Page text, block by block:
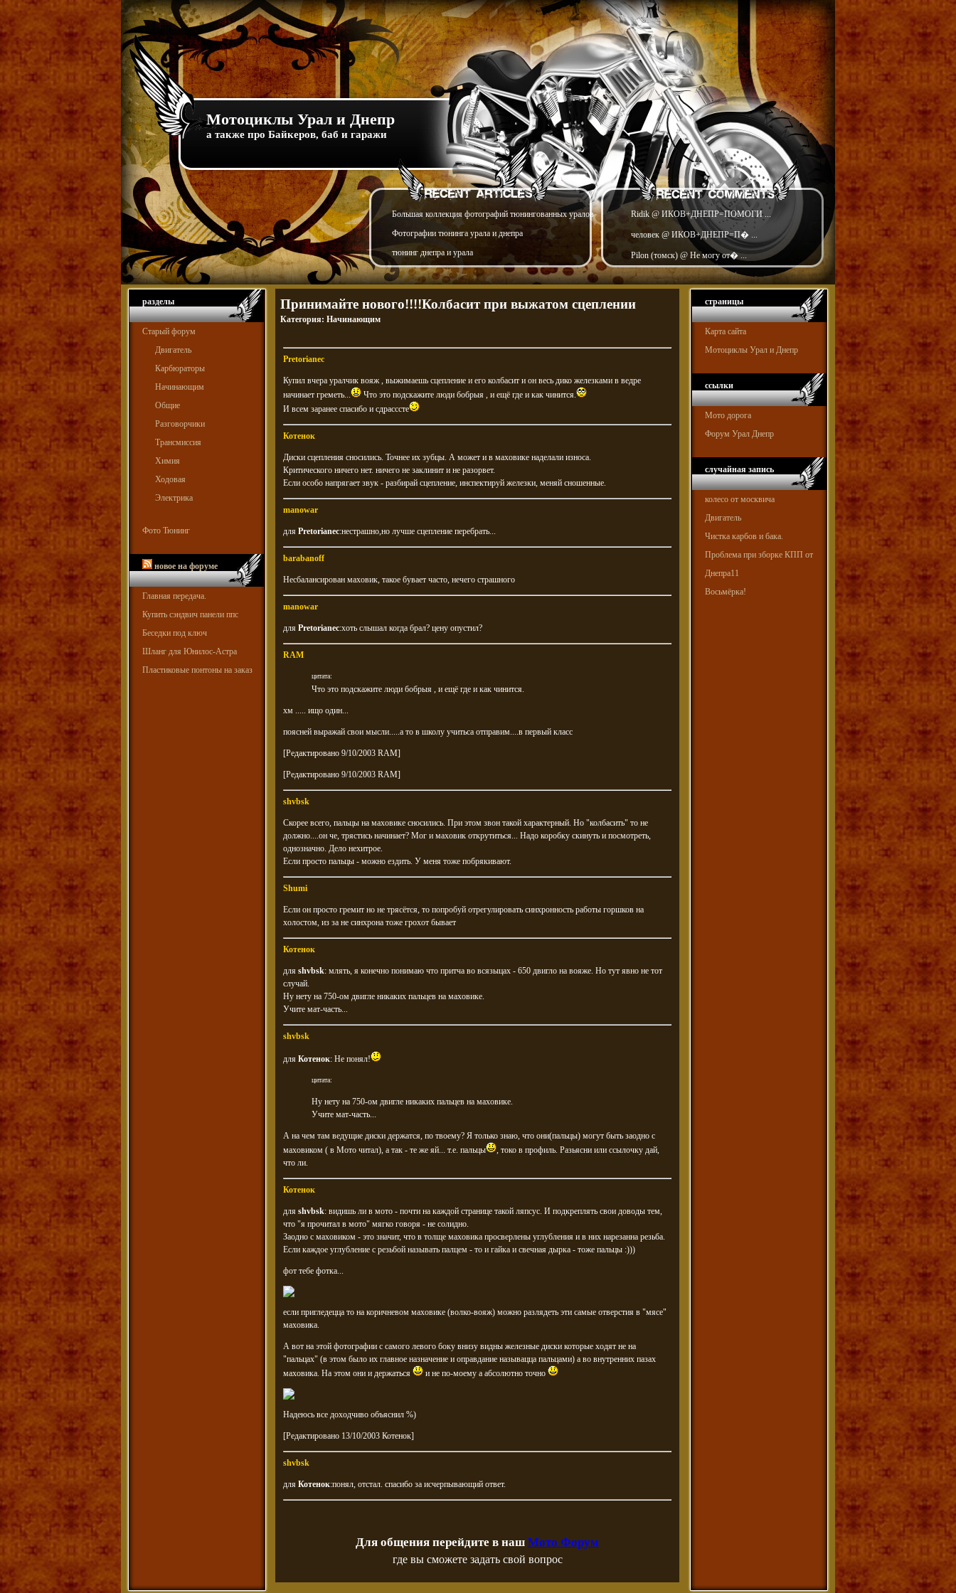
Мотоциклы Урал и Днепр
а также про Байкеров, баб и гаражи
Большая коллекция фотографий тюнингованных уралов
Фотографии тюнинга урала и днепра
тюнинг днепра и урала
Ridik @ ИКОВ+ДНЕПР=ПОМОГИ ...
человек @ ИКОВ+ДНЕПР=П� ...
Pilon (томск) @ Не могу от� ...
разделы
Старый форум
Двигатель
Карбюраторы
Начинающим
Общие
Разговорчики
Трансмиссия
Химия
Ходовая
Электрика
Фото Тюнинг
новое на форуме
Главная передача.
Купить сэндвич панели ппс
Беседки под ключ
Шланг для Юнилос-Астра
Пластиковые понтоны на заказ
Принимайте нового!!!!Колбасит при выжатом сцеплении
Категория: Начинающим
Pretorianec
Купил вчера уралчик вояж , выжимаешь сцепление и его колбасит и он весь дико железками в ведре
начинает греметь...
Что это подскажите люди бобрыя , и ещё где и как чинится.
И всем заранее спасибо и сдрасссте
Котенок
Диски сцепления сносились. Точнее их зубцы. А может и в маховике наделали износа.
Критического ничего нет. ничего не заклинит и не разорвет.
Если особо напрягает звук - разбирай сцепление, инспектируй железки, меняй сношенные.
manowar
для Pretorianec:нестрашно,но лучше сцепление перебрать...
barabanoff
Несбалансирован маховик, такое бувает часто, нечего страшного
manowar
для Pretorianec:хоть слышал когда брал? цену опустил?
RAM
цитата:
Что это подскажите люди бобрыя , и ещё где и как чинится.
хм ..... ищо один...
поясней выражай свои мысли.....а то в школу учитьса отправим....в первый класс
[Редактировано 9/10/2003 RAM]
[Редактировано 9/10/2003 RAM]
shvbsk
Скорее всего, пальцы на маховике сносились. При этом звон такой характерный. Но "колбасить" то не
должно....он че, трястись начинает? Мог и маховик открутиться... Надо коробку скинуть и посмотреть,
однозначно. Дело нехитрое.
Если просто пальцы - можно ездить. У меня тоже побрякивают.
Shumi
Если он просто гремит но не трясётся, то попробуй отрегулировать синхронность работы горшков на
холостом, из за не синхрона тоже грохот бывает
Котенок
для shvbsk: млять, я конечно понимаю что притча во всязыцах - 650 двигло на вояже. Но тут явно не тот
случай.
Ну нету на 750-ом двигле никаких пальцев на маховике.
Учите мат-часть...
shvbsk
для Котенок: Не понял!
цитата:
Ну нету на 750-ом двигле никаких пальцев на маховике.
Учите мат-часть...
А на чем там ведущие диски держатся, по твоему? Я только знаю, что они(пальцы) могут быть заодно с
маховиком ( в Мото читал), а так - те же яй... т.е. пальцы
, токо в профиль. Разьясни или ссылочку дай,
что ли.
Котенок
для shvbsk: видишь ли в мото - почти на каждой странице такой ляпсус. И подкреплять свои доводы тем,
что "я прочитал в мото" мягко говоря - не солидно.
Заодно с маховиком - это значит, что в толще маховика просверлены углубления и в них нарезанна резьба.
Если каждое углубление с резьбой называть палцем - то и гайка и свечная дырка - тоже пальцы :)))
фот тебе фотка...
если пригледецца то на коричневом маховике (волко-вояж) можно разлядеть эти самые отверстия в "мясе"
маховика.
А вот на этой фотографии с самого левого боку внизу видны железные диски которые ходят не на
"пальцах" (в этом было их главное назначение и оправдание называцца пальцами) а во внутренних пазах
маховика. На этом они и держаться
и не по-моему а абсолютно точно
Надеюсь все доходчиво объяснил %)
[Редактировано 13/10/2003 Котенок]
shvbsk
для Котенок:понял, отстал. спасибо за исчерпывающий ответ.
Для общения перейдите в наш Мото Форум
где вы сможете задать свой вопрос
страницы
Карта сайта
Мотоциклы Урал и Днепр
ссылки
Мото дорога
Форум Урал Днепр
случайная запись
колесо от москвича
Двигатель
Чистка карбов и бака.
Проблема при зборке КПП от
Днепра11
Восьмёрка!